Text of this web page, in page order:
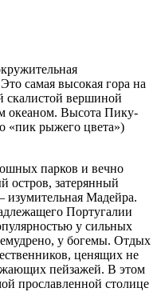
самая высокая гора на
скалистой вершиной
океаном. Высота Пику-
«пик рыжего цвета»)
парков и вечно
остров, затерянный
изумительная Мадейра.
Португалии
у сильных
у богемы. Отдых
ценящих не
пейзажей. В этом
прославленной столице